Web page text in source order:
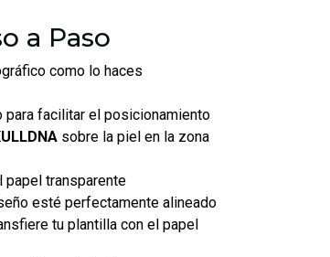
a Paso
como lo haces
para facilitar el posicionamiento
sobre la piel en la zona
papel transparente
esté perfectamente alineado
tu plantilla con el papel